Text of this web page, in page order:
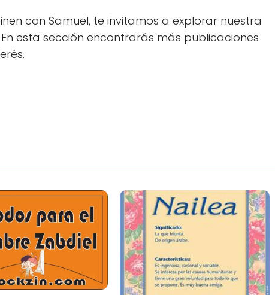
con Samuel, te invitamos a explorar nuestra
esta sección encontrarás más publicaciones